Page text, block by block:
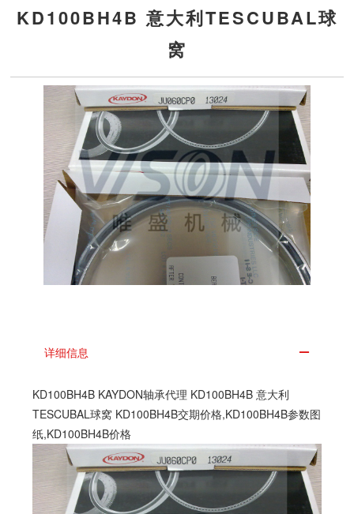
KD100BH4B 意大利TESCUBAL球
窝
详细信息
KD100BH4B KAYDON轴承代理 KD100BH4B 意大利
TESCUBAL球窝 KD100BH4B交期价格,KD100BH4B参数图
纸,KD100BH4B价格